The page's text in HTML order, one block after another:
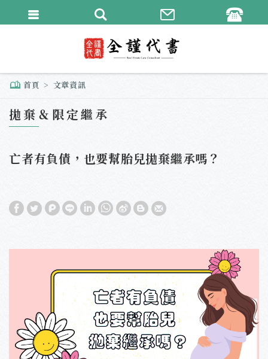
首頁 文章資訊
拋棄＆限定繼承
亡者有負債，也要幫胎兒拋棄繼承嗎？
繁體中文
English